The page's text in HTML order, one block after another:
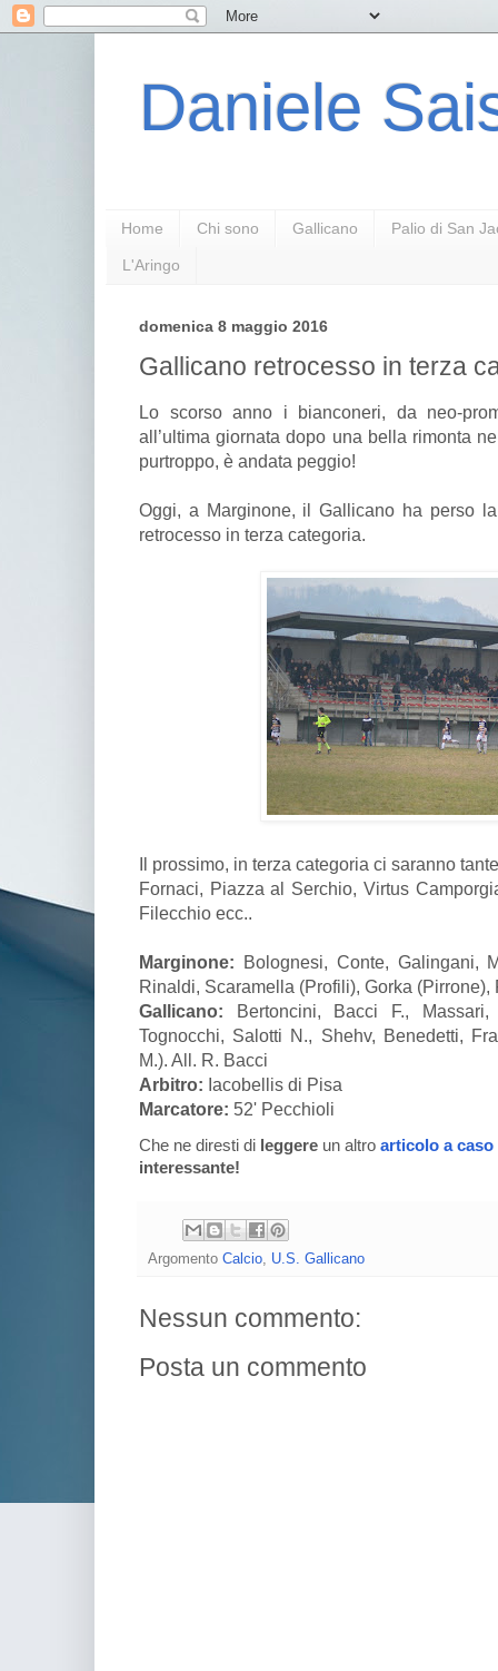
Daniele
Home Chi sono Gallicano Palio di San
L'Aringo
domenica 8 maggio 2016
Gallicano retrocesso in terza
Lo scorso anno i bianconeri, da neo-
all’ultima giornata dopo una bella rimonta
purtroppo, è andata peggio!
Oggi, a Marginone, il Gallicano ha perso
retrocesso in terza categoria.
Il prossimo, in terza categoria ci saranno
Fornaci, Piazza al Serchio, Virtus
Filecchio ecc..
Marginone: Bolognesi, Conte, Galingani,
Rinaldi, Scaramella (Profili), Gorka
Gallicano: Bertoncini, Bacci F.,
Tognocchi, Salotti N., Shehv, Benedetti,
M.). All. R. Bacci
Arbitro: Iacobellis di Pisa
Marcatore: 52' Pecchioli
Che ne diresti di leggere un altro articolo a caso
interessante!
Argomento Calcio U.S. Gallicano
Nessun commento:
Posta un commento